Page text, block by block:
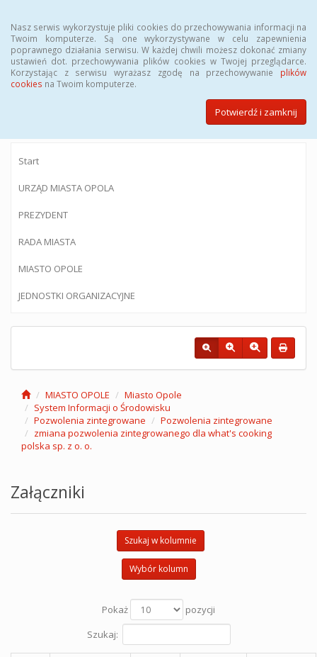
Nasz serwis wykorzystuje pliki cookies do przechowywania informacji na
Twoim komputerze. Są one wykorzystywane w celu zapewnienia
poprawnego działania serwisu. W każdej chwili możesz dokonać zmiany
ustawień dot. przechowywania plików cookies w Twojej przeglądarce.
Korzystając z serwisu wyrażasz zgodę na przechowywanie plików
cookies na Twoim komputerze.
Potwierdź i zamknij
BIULETYN INFORMACJI PUBLICZNEJ
Urzędu Miasta Opola
Start
URZĄD MIASTA OPOLA
PREZYDENT
RADA MIASTA
MIASTO OPOLE
JEDNOSTKI ORGANIZACYJNE
MIASTO OPOLE
Miasto Opole
System Informacji o Środowisku
Pozwolenia zintegrowane
Pozwolenia zintegrowane
zmiana pozwolenia zintegrowanego dla what's cooking
polska sp. z o. o.
Załączniki
Szukaj w kolumnie
Wybór kolumn
Pokaż
pozycji
Szukaj: